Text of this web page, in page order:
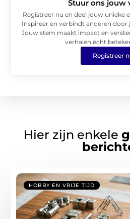
Stuur ons jouw
Registreer nu en deel jouw unieke
Inspireer en verbindt anderen door
Jouw stem maakt impact en
verhalen écht
Registreer
Hier zijn enkele
HOBBY EN VRIJE TIJD